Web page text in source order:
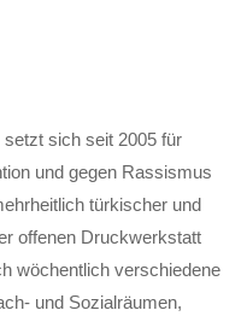
setzt sich seit 2005 für
und gegen Rassismus
türkischer und
offenen Druck­werk­statt
wöchent­lich verschiedene
und Sozial­räumen,